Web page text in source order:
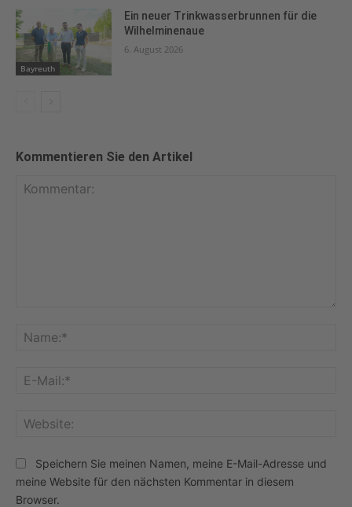
Bayreuth
Ein neuer Trinkwasserbrunnen für die
Wilhelminenaue
6. August 2026
Kommentieren Sie den Artikel
Speichern Sie meinen Namen, meine E-Mail-Adresse und
meine Website für den nächsten Kommentar in diesem
Browser.